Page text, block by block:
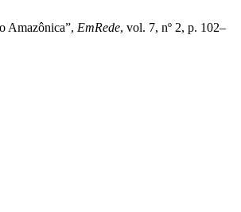
Amazônica”, EmRede, vol. 7, nº 2, p. 102–